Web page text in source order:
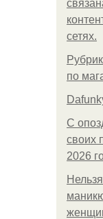
сетях.
по
С
своих
2026